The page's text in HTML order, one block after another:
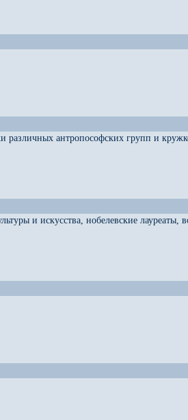
различных антропософских групп и
и искусства, нобелевские